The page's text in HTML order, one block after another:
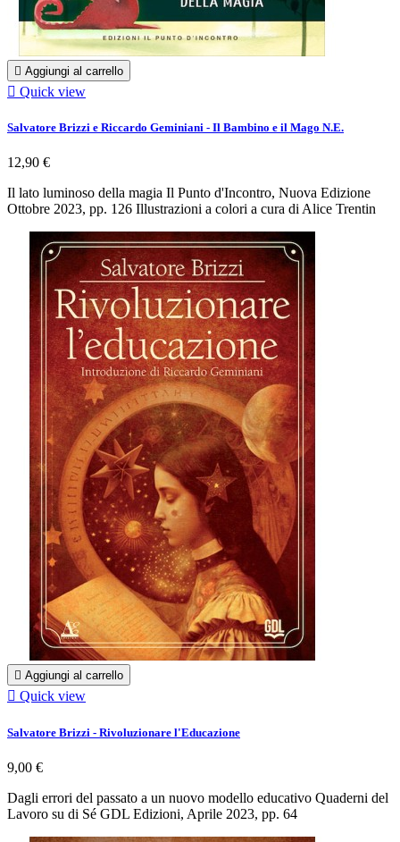
 Aggiungi al carrello
 Quick view
Salvatore Brizzi e Riccardo Geminiani - Il Bambino e il Mago N.E.
12,90 €
Il lato luminoso della magia Il Punto d'Incontro, Nuova Edizione
Ottobre 2023, pp. 126 Illustrazioni a colori a cura di Alice Trentin
 Aggiungi al carrello
 Quick view
Salvatore Brizzi - Rivoluzionare l'Educazione
9,00 €
Dagli errori del passato a un nuovo modello educativo Quaderni del
Lavoro su di Sé GDL Edizioni, Aprile 2023, pp. 64